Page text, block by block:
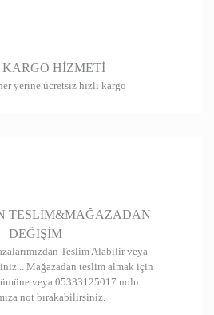
pahalı.
Gönder
HİZMETİ
yerine ücretsiz hızlı kargo
TESLİM&MAĞAZADAN
DEĞİŞİM
Teslim Alabilir veya
Mağazadan teslim almak için
veya 05333125017 nolu
not bırakabilirsiniz.